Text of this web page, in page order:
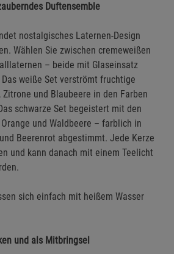
Duftensemble
nostalgisches Laternen-Design
Wählen Sie zwischen cremeweißen
– beide mit Glaseinsatz
weiße Set verströmt fruchtige
Zitrone und Blaubeere in den Farben
schwarze Set begeistert mit den
und Waldbeere – farblich in
Beerenrot abgestimmt. Jede Kerze
und kann danach mit einem Teelicht
sich einfach mit heißem Wasser
und als Mitbringsel